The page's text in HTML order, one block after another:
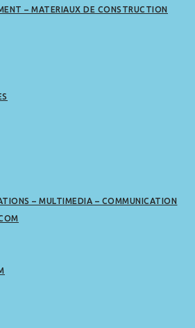
– MATERIAUX DE CONSTRUCTION
– MULTIMEDIA – COMMUNICATION